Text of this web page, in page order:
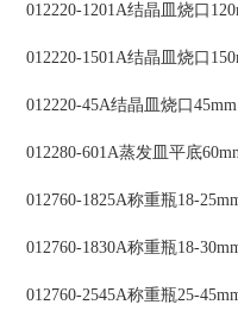
012220-1201A结晶皿烧口
012220-1501A结晶皿烧口
012220-45A结晶皿烧口
012280-601A蒸发皿平底
012760-1825A称重瓶18-
012760-1830A称重瓶18-
012760-2545A称重瓶25-